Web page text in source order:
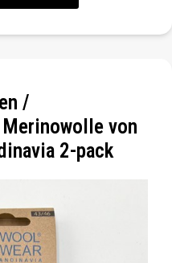
/
Merinowolle von
2-pack